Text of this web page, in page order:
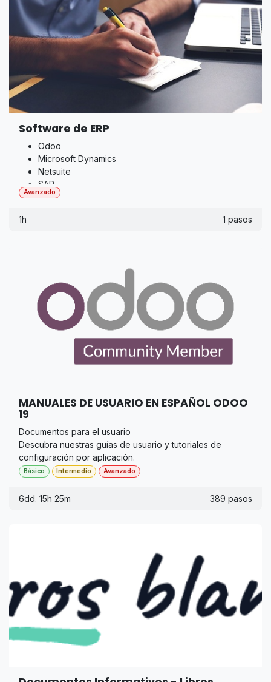
Software de ERP
Odoo
Microsoft Dynamics
Netsuite
SAP
Avanzado
1h 1 pasos
MANUALES DE USUARIO EN ESPAÑOL ODOO
19
Documentos para el usuario
Descubra nuestras guías de usuario y tutoriales de
configuración por aplicación.
Básico Intermedio Avanzado
6dd. 15h 25m 389 pasos